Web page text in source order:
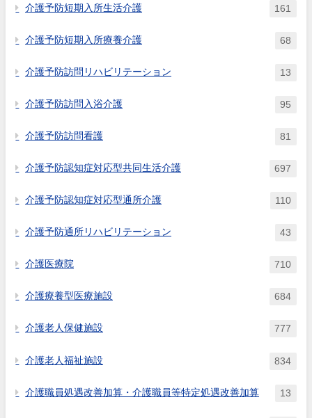
介護予防短期入所生活介護 161
介護予防短期入所療養介護 68
介護予防訪問リハビリテーション 13
介護予防訪問入浴介護 95
介護予防訪問看護 81
介護予防認知症対応型共同生活介護 697
介護予防認知症対応型通所介護 110
介護予防通所リハビリテーション 43
介護医療院 710
介護療養型医療施設 684
介護老人保健施設 777
介護老人福祉施設 834
介護職員処遇改善加算・介護職員等特定処遇改善加算 13